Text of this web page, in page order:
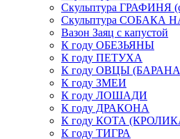
Скульптура ГРАФИНЯ
Скульптура
Вазон Заяц с капустой
К году ОБЕЗЬЯНЫ
К году ПЕТУХА
К году ОВЦЫ
К году ЗМЕИ
К году ЛОШАДИ
К году ДРАКОНА
К году КОТА
К году ТИГРА